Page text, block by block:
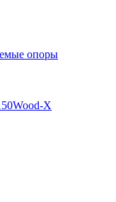
опоры
Wood-X